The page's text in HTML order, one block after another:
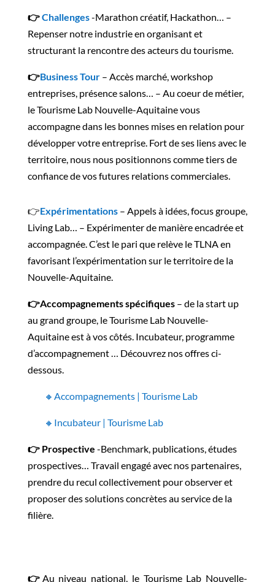
👉Challenges-Marathon créatif, Hackathon… –
Repenser notre industrie en organisant et
structurant la rencontre des acteurs du tourisme.
👉Business Tour – Accès marché, workshop
entreprises, présence salons… – Au coeur de métier,
le Tourisme Lab Nouvelle-Aquitaine vous
accompagne dans les bonnes mises en relation pour
développer votre entreprise. Fort de ses liens avec le
territoire, nous nous positionnons comme tiers de
confiance de vos futures relations commerciales.
👉Expérimentations– Appels à idées, focus groupe,
Living Lab… – Expérimenter de manière encadrée et
accompagnée. C’est le pari que relève le TLNA en
favorisant l’expérimentation sur le territoire de la
Nouvelle-Aquitaine.
👉Accompagnements spécifiques– de la start up
au grand groupe, le Tourisme Lab Nouvelle-
Aquitaine est à vos côtés. Incubateur, programme
d’accompagnement … Découvrez nos offres ci-
dessous.
🔸 Accompagnements | Tourisme Lab
🔸 Incubateur | Tourisme Lab
👉 Prospective -Benchmark, publications, études
prospectives… Travail engagé avec nos partenaires,
prendre du recul collectivement pour observer et
proposer des solutions concrètes au service de la
filière.
👉 Au niveau national, le Tourisme Lab Nouvelle-